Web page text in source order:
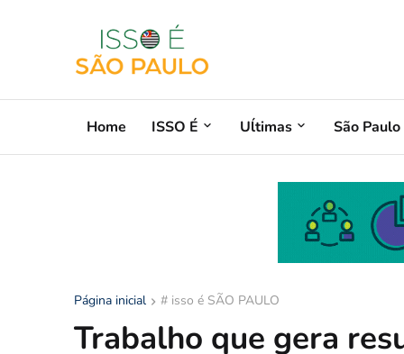
Home ISSO É Uĺtimas São Paulo
Página inicial # isso é SÃO PAULO
Trabalho que gera